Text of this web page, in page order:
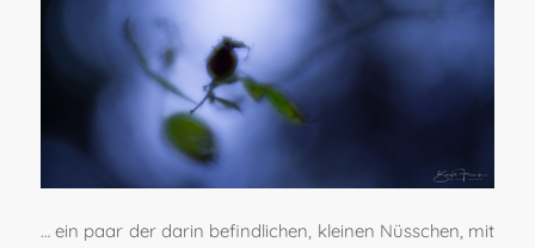
… ein paar der darin befindlichen, kleinen Nüsschen, mit